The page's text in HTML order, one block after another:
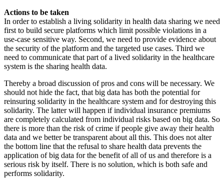
Actions to be taken
In order to establish a living solidarity in health data sharing we need
first to build secure platforms which limit possible violations in a
use-case sensitive way. Second, we need to provide evidence about
the security of the platform and the targeted use cases. Third we
need to communicate that part of a lived solidarity in the healthcare
system is the sharing health data.
Thereby a broad discussion of pros and cons will be necessary. We
should not hide the fact, that big data has both the potential for
reinsuring solidarity in the healthcare system and for destroying this
solidarity. The latter will happen if individual insurance premiums
are completely calculated from individual risks based on big data. So
there is more than the risk of crime if people give away their health
data and we better be transparent about all this. This does not alter
the bottom line that the refusal to share health data prevents the
application of big data for the benefit of all of us and therefore is a
serious risk by itself. There is no solution, which is both safe and
performs solidarity.